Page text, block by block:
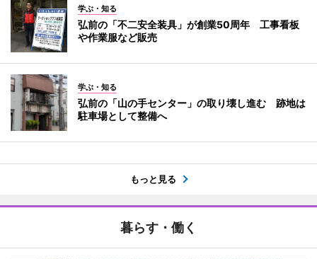
学ぶ・知る
弘前の「不二安全装具」が創業50周年 工事看板
や作業服など販売
学ぶ・知る
弘前の「山の手センター」の取り壊し進む 跡地は
駐車場として整備へ
もっと見る
暮らす・働く